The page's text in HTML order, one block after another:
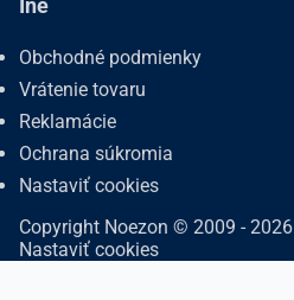
Obchodné podmienky
Vrátenie tovaru
Reklamácie
Ochrana súkromia
Nastaviť cookies
Copyright Noezon © 2009 - 2026
Nastaviť cookies